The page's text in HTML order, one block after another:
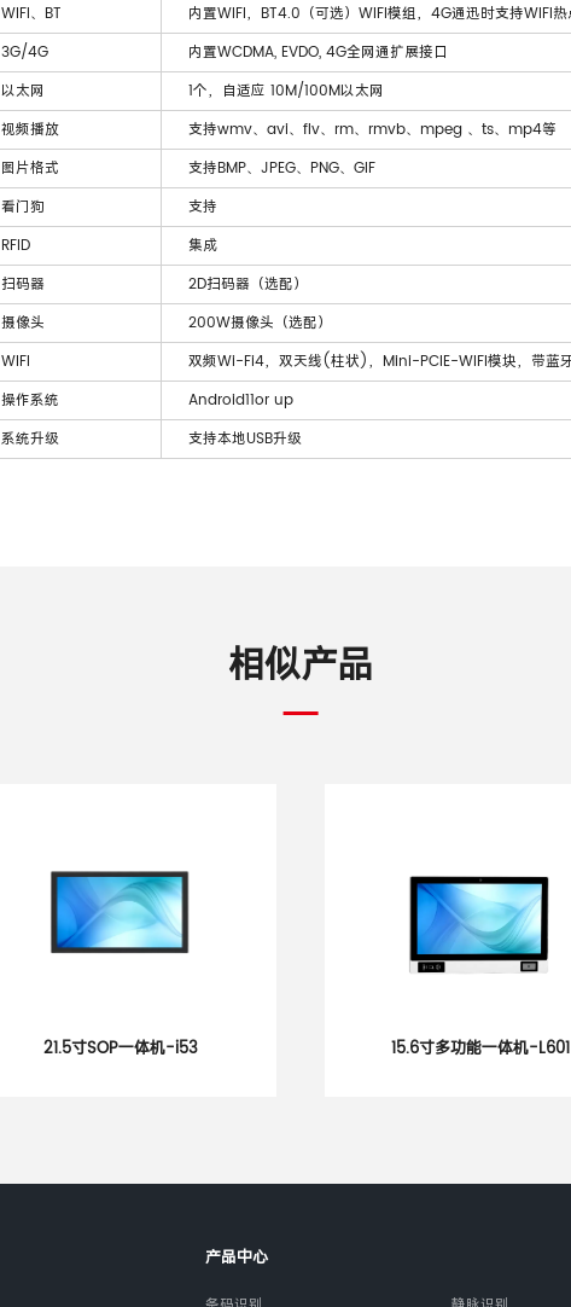
WIFI、BT
内置WIFI，BT4.0（可选）WIFI模组，4G通迅时支持WIFI
3G/4G
内置WCDMA, EVDO, 4G全网通扩展接口
以太网
1个，自适应 10M/100M以太网
视频播放
支持wmv、avi、flv、rm、rmvb、mpeg 、ts、mp4等
图片格式
支持BMP、JPEG、PNG、GIF
看门狗
支持
RFID
集成
扫码器
2D扫码器（选配）
摄像头
200W摄像头（选配）
WIFI
双频Wi-Fi4，双天线(柱状)，Mini-PCIE-WIFI模块，带蓝
操作系统
Android11or up
系统升级
支持本地USB升级
相似产品
15.6寸多功能一体机-L601 15.6寸SOP一
产品中心